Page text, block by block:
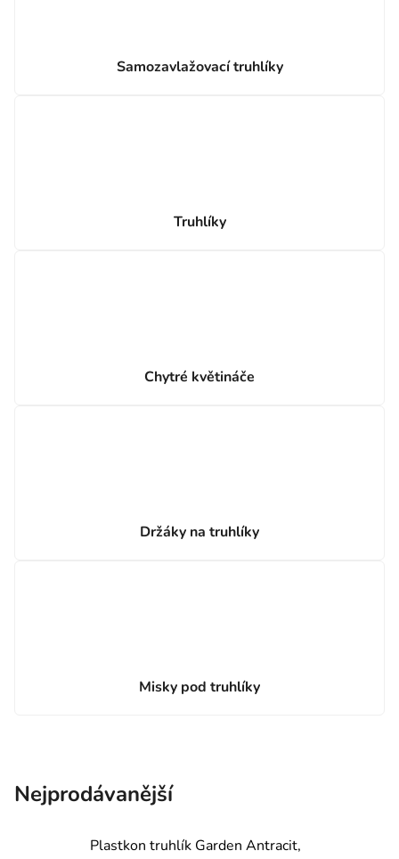
Samozavlažovací truhlíky
Truhlíky
Chytré květináče
Držáky na truhlíky
Misky pod truhlíky
Nejprodávanější
Plastkon truhlík Garden Antracit,